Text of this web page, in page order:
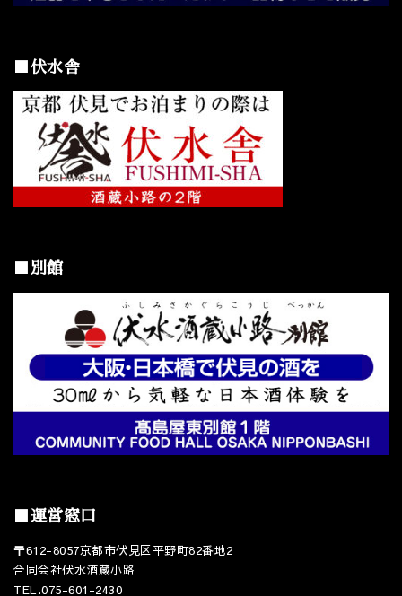
■伏水舎
■別館
■運営窓口
〒612-8057京都市伏見区平野町82番地2
合同会社伏水酒蔵小路
TEL.075-601-2430